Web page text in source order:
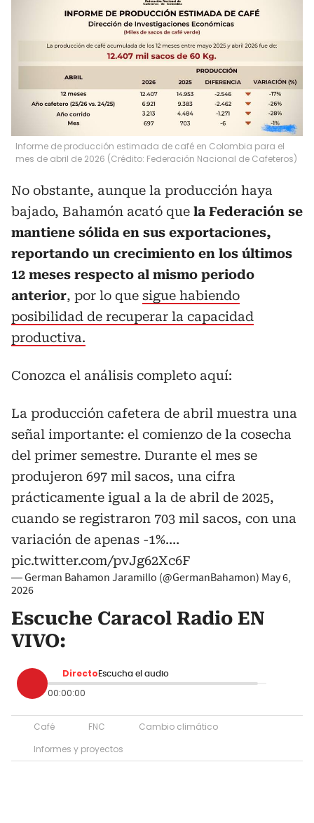
Informe de producción estimada de café en Colombia para el
mes de abril de 2026 (Crédito: Federación Nacional de Cafeteros)
No obstante, aunque la producción haya
bajado, Bahamón acató que la Federación se
mantiene sólida en sus exportaciones,
reportando un crecimiento en los últimos
12 meses respecto al mismo periodo
anterior, por lo que sigue habiendo
posibilidad de recuperar la capacidad
productiva.
Conozca el análisis completo aquí:
La producción cafetera de abril muestra una
señal importante: el comienzo de la cosecha
del primer semestre. Durante el mes se
produjeron 697 mil sacos, una cifra
prácticamente igual a la de abril de 2025,
cuando se registraron 703 mil sacos, con una
variación de apenas -1%.…
pic.twitter.com/pvJg62Xc6F
— German Bahamon Jaramillo (@GermanBahamon) May 6,
2026
Escuche Caracol Radio EN
VIVO:
Directo Escucha el audio
00:00:00
Café FNC
Cambio climático
Informes y proyectos